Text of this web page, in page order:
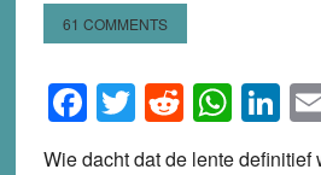
61 COMMENTS
Facebook
Twitter
Reddit
Wie dacht dat de lente definitief